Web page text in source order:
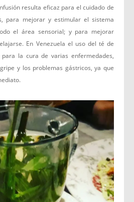
resulta eficaz para el cuidado de
para mejorar y estimular el sistema
el área sensorial; y para mejorar
En Venezuela el uso del té de
la cura de varias enfermedades,
y los problemas gástricos, ya que